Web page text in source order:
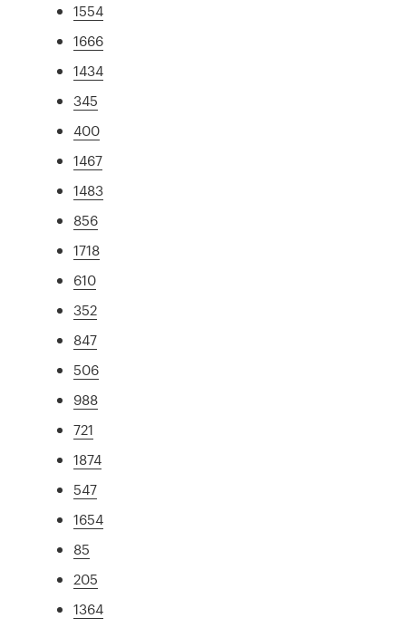
1554
1666
1434
345
400
1467
1483
856
1718
610
352
847
506
988
721
1874
547
1654
85
205
1364